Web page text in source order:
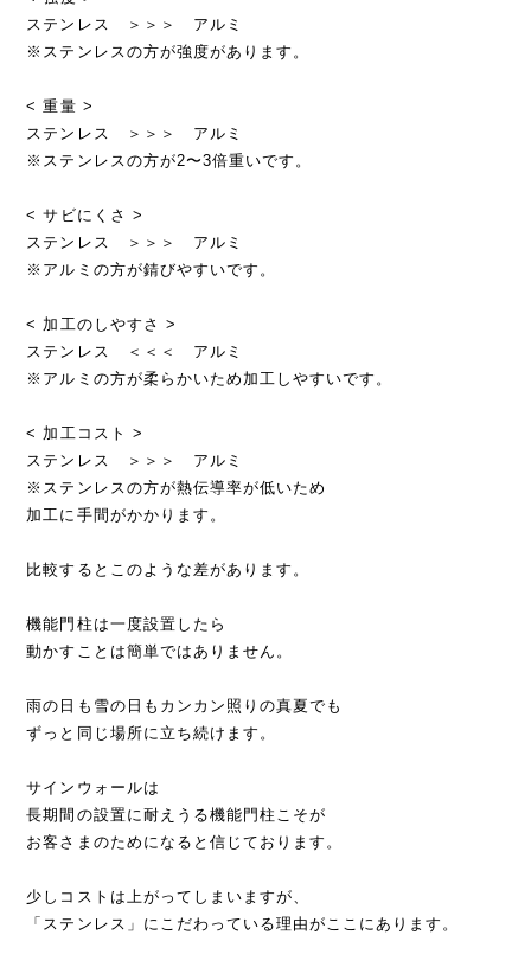
ステンレス ＞＞＞ アルミ
※ステンレスの方が強度があります。
< 重量 >
ステンレス ＞＞＞ アルミ
※ステンレスの方が2〜3倍重いです。
< サビにくさ >
ステンレス ＞＞＞ アルミ
※アルミの方が錆びやすいです。
< 加工のしやすさ >
ステンレス ＜＜＜ アルミ
※アルミの方が柔らかいため加工しやすいです。
< 加工コスト >
ステンレス ＞＞＞ アルミ
※ステンレスの方が熱伝導率が低いため
加工に手間がかかります。
比較するとこのような差があります。
機能門柱は一度設置したら
動かすことは簡単ではありません。
雨の日も雪の日もカンカン照りの真夏でも
ずっと同じ場所に立ち続けます。
サインウォールは
長期間の設置に耐えうる機能門柱こそが
お客さまのためになると信じております。
少しコストは上がってしまいますが、
「ステンレス」にこだわっている理由がここにあります。